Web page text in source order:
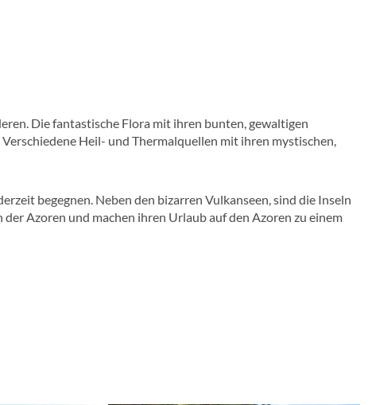
Die fantastische Flora mit ihren bunten, gewaltigen
Heil- und Thermalquellen mit ihren mystischen,
begegnen. Neben den bizarren Vulkanseen, sind die Inseln
Azoren und machen ihren Urlaub auf den Azoren zu einem